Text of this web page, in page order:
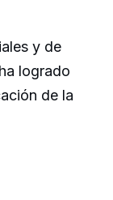
y de
logrado
de la